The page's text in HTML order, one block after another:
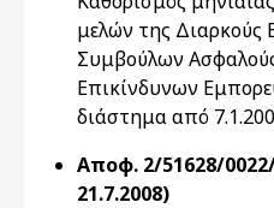
μελών της Διαρκούς
Συμβούλων
Επικίνδυνων
διάστημα από
Αποφ. 2/51628/
21.7.2008)